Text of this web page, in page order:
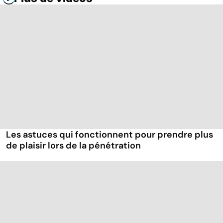
Les astuces qui fonctionnent pour prendre plus
de plaisir lors de la pénétration